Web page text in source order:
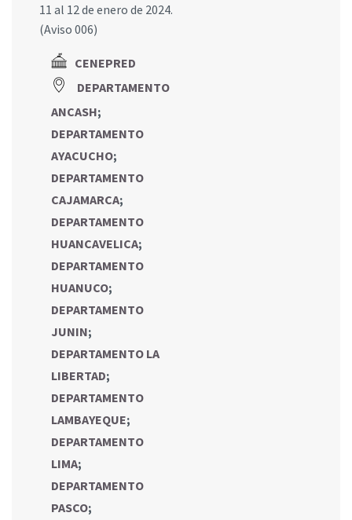
11 al 12 de enero de 2024.
(Aviso 006)
CENEPRED
DEPARTAMENTO
ANCASH;
DEPARTAMENTO
AYACUCHO;
DEPARTAMENTO
CAJAMARCA;
DEPARTAMENTO
HUANCAVELICA;
DEPARTAMENTO
HUANUCO;
DEPARTAMENTO
JUNIN;
DEPARTAMENTO LA
LIBERTAD;
DEPARTAMENTO
LAMBAYEQUE;
DEPARTAMENTO
LIMA;
DEPARTAMENTO
PASCO;